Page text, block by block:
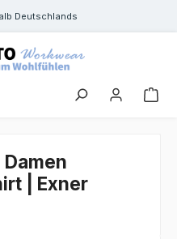
Deutschlands
| Exner